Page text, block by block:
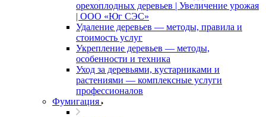
орехоплодных деревьев | Увеличение урожая
| ООО «Юг СЭС»
Удаление деревьев — методы, правила и
стоимость услуг
Укрепление деревьев — методы,
особенности и техника
Уход за деревьями, кустарниками и
растениями — комплексные услуги
профессионалов
Фумигация